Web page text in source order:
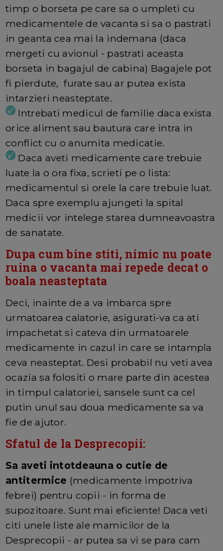
timp o borseta pe care sa o umpleti cu
medicamentele de vacanta si sa o pastrati
in geanta cea mai la indemana (daca
mergeti cu avionul - pastrati aceasta
borseta in bagajul de cabina) Bagajele pot
fi pierdute, furate sau ar putea exista
intarzieri neasteptate.
Intrebati medicul de familie daca exista
orice aliment sau bautura care intra in
conflict cu o anumita medicatie.
Daca aveti medicamente care trebuie
luate la o ora fixa, scrieti pe o lista:
medicamentul si orele la care trebuie luat.
Daca spre exemplu ajungeti la spital
medicii vor intelege starea dumneavoastra
de sanatate.
Dupa cum bine stiti, nimic nu poate
ruina o vacanta mai repede decat o
boala neasteptata
Deci, inainte de a va imbarca spre
urmatoarea calatorie, asigurati-va ca ati
impachetat si cateva din urmatoarele
medicamente in cazul in care se intampla
ceva neasteptat. Desi probabil nu veti avea
ocazia sa folositi o mare parte din acestea
in timpul calatoriei, sansele sunt ca cel
putin unul sau doua medicamente sa va
fie de ajutor.
Sfatul de la Desprecopii:
Sa aveti intotdeauna o cutie de
antitermice (medicamente impotriva
febrei) pentru copii - in forma de
supozitoare. Sunt mai eficiente! Daca veti
citi unele liste ale mamicilor de la
Desprecopii - ar putea sa vi se para cam